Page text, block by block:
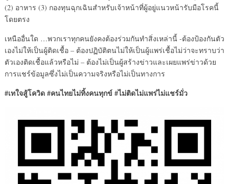
(2) อาหาร (3) กองทุนฉุกเฉินสำหรับเจ้าหน้าที่ผู้อยู่แนวหน้ารับมือโรคนี้
โดยตรง
เหนืออื่นใด …พวกเราทุกคนยังคงต้องร่วมกันทำสิ่งเหล่านี้ -ต้องป้องกันตัว
เองไม่ให้เป็นผู้ติดเชื้อ – ต้องปฏิบัติตนไม่ให้เป็นผู้แพร่เชื้อไม่ว่าจะทราบว่า
ตัวเองติดเชื้อแล้วหรือไม่ – ต้องไม่เป็นผู้สร้างข่าวและเผยแพร่ข่าวด้วย
การแชร์ข้อมูลซึ่งไม่เป็นความจริงหรือไม่เป็นทางการ
#เทใจสู้โควิด#คนไทยไม่ทิ้งคนทุกข์#ไม่ติดไม่แพร่ไม่แชร์มั่ว